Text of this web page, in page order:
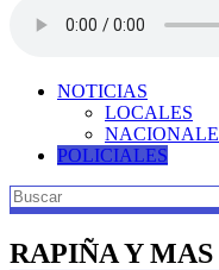
NOTICIAS
LOCALES
POLICIALES
RAPIÑA Y